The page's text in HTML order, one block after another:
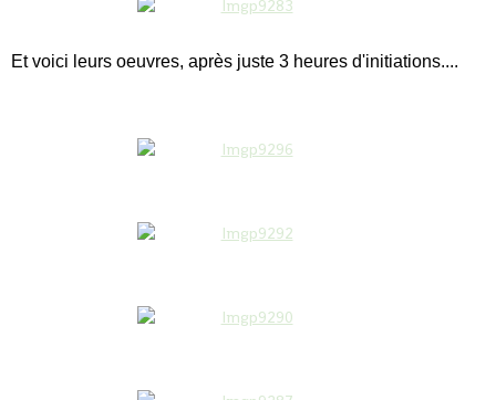
Et voici leurs oeuvres, après juste 3 heures d'initiations....